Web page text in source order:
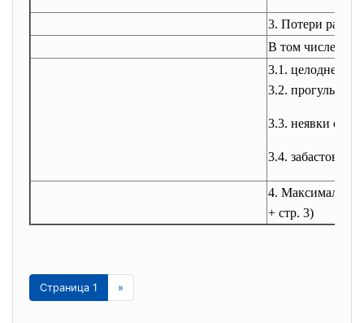
3. Потери
В том числе:
3.1.
3.2. прогулы
3.3. неявки с
3.4. забастовки
4. Максимально
+ стр. 3)
Страница 1 »